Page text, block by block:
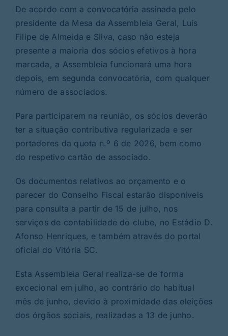
De acordo com a convocatória assinada pelo
presidente da Mesa da Assembleia Geral, Luís
Filipe de Almeida e Silva, caso não esteja
presente a maioria dos sócios efetivos à hora
marcada, a Assembleia funcionará uma hora
depois, em segunda convocatória, com qualquer
número de associados.
Para participarem na reunião, os sócios deverão
ter a situação contributiva regularizada e ser
portadores da quota n.º 6 de 2026, bem como
do respetivo cartão de associado.
Os documentos relativos ao orçamento e o
parecer do Conselho Fiscal estarão disponíveis
para consulta a partir de 15 de julho, nos
serviços de contabilidade do clube, no Estádio D.
Afonso Henriques, e também através do portal
oficial do Vitória SC.
Esta Assembleia Geral realiza-se de forma
excecional em julho, ao contrário do habitual
mês de junho, devido à proximidade das eleições
dos órgãos sociais, realizadas a 13 de junho.